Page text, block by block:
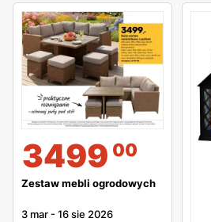
3499 00
Zestaw mebli ogrodowych
3 mar -16 sie 2026